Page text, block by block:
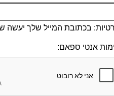
בכתובת המייל שלך יעשה
אנטי ספאם: